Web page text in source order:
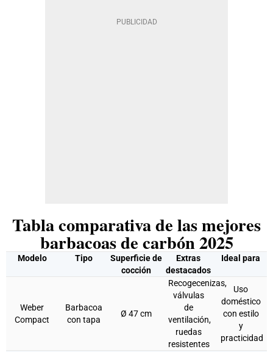
Tabla comparativa de las mejores
barbacoas de carbón 2025
Modelo Tipo
Superficie de
cocción
Extras
destacados
Ideal para
Weber
Compact
Barbacoa
con tapa
Ø 47 cm
Recogecenizas,
válvulas
de
ventilación,
ruedas
resistentes
Uso
doméstico
con estilo
y
practicidad